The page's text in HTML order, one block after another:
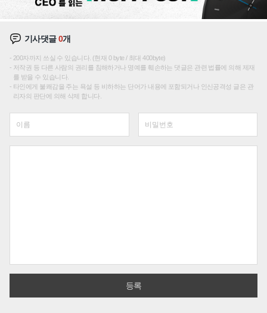
기사댓글0개
200자까지 쓰실 수 있습니다. (현재 0 byte / 최대 400byte)
저작권 등 다른 사람의 권리를 침해하거나 명예를 훼손하는 댓글은 관련 법률에 의해 제재
를 받을 수 있습니다.
타인에게 불쾌감을 주는 욕설 등 비하하는 단어가 내용에 포함되거나 인신공격성 글은 관
리자의 판단에 의해 삭제 합니다.